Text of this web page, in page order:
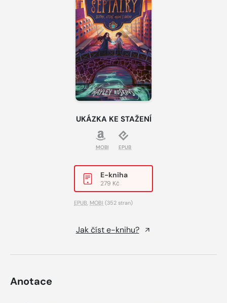
UKÁZKA KE STAŽENÍ
MOBI EPUB
E-kniha
279 Kč
EPUB, MOBI (352 stran)
Jak číst e-knihu?
Anotace